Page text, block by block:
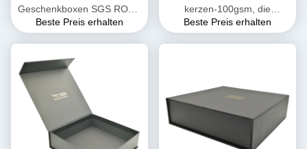
Geschenkboxen SGS ROHS
Flip Top Gift Box
Beste Preis erhalten
kerzen-100gsm, die
wässrige Beschichtung
Beste Preis erhalten